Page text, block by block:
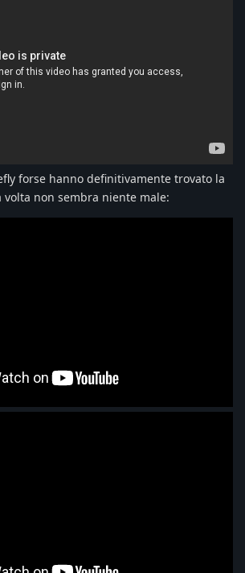
forse hanno definitivamente trovato la
volta non sembra niente male: